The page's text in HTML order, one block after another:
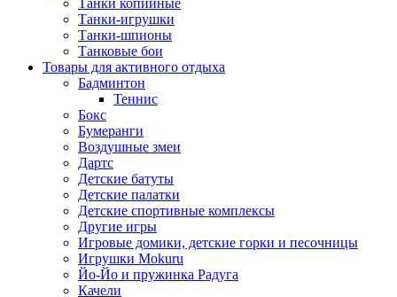
Танки копийные
Танки-игрушки
Танки-шпионы
Танковые бои
Товары для активного отдыха
Бадминтон
Теннис
Бокс
Бумеранги
Воздушные змеи
Дартс
Детские батуты
Детские палатки
Детские спортивные комплексы
Другие игры
Игровые домики, детские горки и песочницы
Игрушки Mokuru
Йо-Йо и пружинка Радуга
Качели